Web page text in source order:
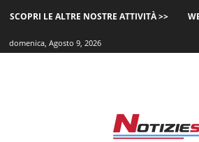
SCOPRI LE ALTRE NOSTRE ATTIVITÀ >>
domenica, Agosto 9, 2026